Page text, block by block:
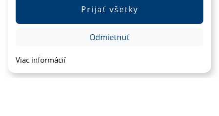
Prijať všetky
Odmietnuť
Viac informácií